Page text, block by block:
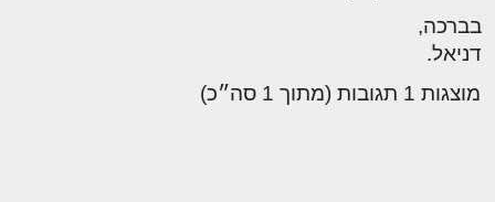
בברכה,
דניאל.
מוצגות 1 תגובות (מתוך 1 סה״כ)